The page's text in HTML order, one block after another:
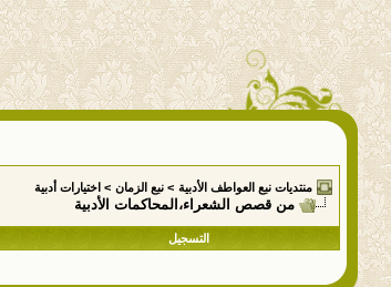
منتديات نبع العواطف الأدبية > نبع الزمان > اختيارات أدبية
من قصص الشعراء،المحاكمات الأدبية
التسجيل